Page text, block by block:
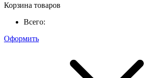
Корзина товаров
Всего:
Оформить